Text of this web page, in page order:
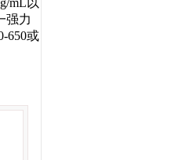
mL以
强力
650或